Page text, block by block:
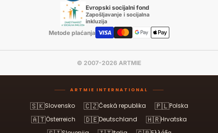
Evropski socijalni fond
Zapošljavanje i socijalna
inkluzija
Metode plaćanja
© 2007-2026 ARTMIE
ARTMIE INTERNATIONAL
🇸🇰Slovensko 🇨🇿Česká republika 🇵🇱Polska
🇦🇹Österreich 🇩🇪Deutschland 🇭🇷Hrvatska